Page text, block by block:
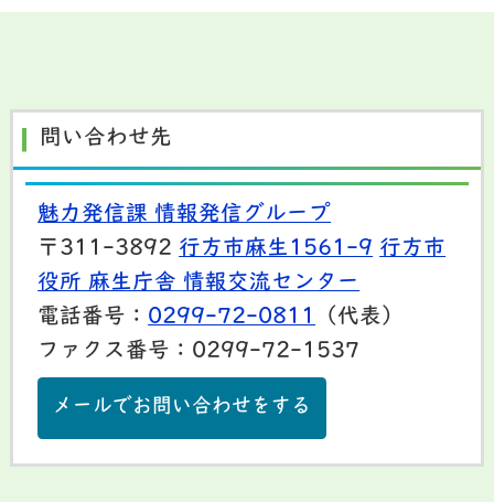
問い合わせ先
魅力発信課 情報発信グループ
〒311-3892 行方市麻生1561-9 行方市
役所 麻生庁舎 情報交流センター
電話番号： 0299-72-0811
（代表）
ファクス番号：0299-72-1537
メールでお問い合わせをする